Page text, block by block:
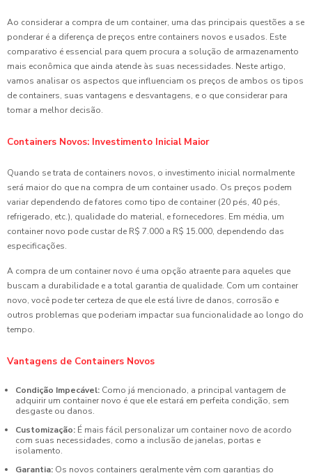
Ao considerar a compra de um container, uma das principais questões a se
ponderar é a diferença de preços entre containers novos e usados. Este
comparativo é essencial para quem procura a solução de armazenamento
mais econômica que ainda atende às suas necessidades. Neste artigo,
vamos analisar os aspectos que influenciam os preços de ambos os tipos
de containers, suas vantagens e desvantagens, e o que considerar para
tomar a melhor decisão.
Containers Novos: Investimento Inicial Maior
Quando se trata de containers novos, o investimento inicial normalmente
será maior do que na compra de um container usado. Os preços podem
variar dependendo de fatores como tipo de container (20 pés, 40 pés,
refrigerado, etc.), qualidade do material, e fornecedores. Em média, um
container novo pode custar de R$ 7.000 a R$ 15.000, dependendo das
especificações.
A compra de um container novo é uma opção atraente para aqueles que
buscam a durabilidade e a total garantia de qualidade. Com um container
novo, você pode ter certeza de que ele está livre de danos, corrosão e
outros problemas que poderiam impactar sua funcionalidade ao longo do
tempo.
Vantagens de Containers Novos
Condição Impecável: Como já mencionado, a principal vantagem de
adquirir um container novo é que ele estará em perfeita condição, sem
desgaste ou danos.
Customização: É mais fácil personalizar um container novo de acordo
com suas necessidades, como a inclusão de janelas, portas e
isolamento.
Garantia: Os novos containers geralmente vêm com garantias do